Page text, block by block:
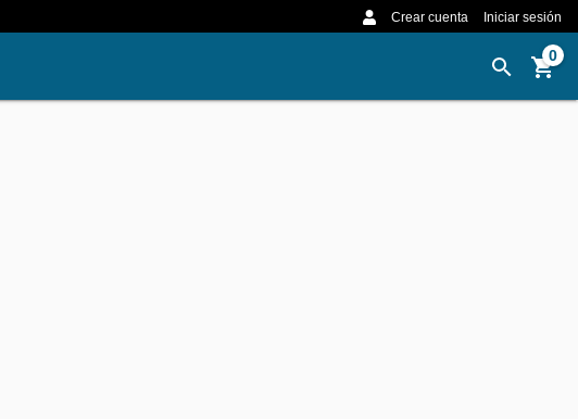
Crear cuenta Iniciar sesión
0